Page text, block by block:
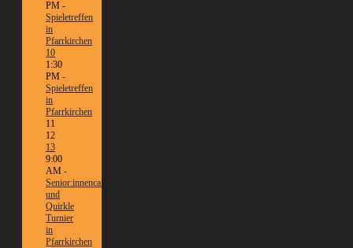
PM -
Spieletreffen
in
Pfarrkirchen
10
1:30
PM -
Spieletreffen
in
Pfarrkirchen
11
12
13
9:00
AM -
Senior:innencafé
und
Quirkle
Turnier
in
Pfarrkirchen